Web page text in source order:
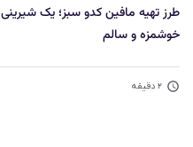
طرز تهیه مافین کدو سبز؛ یک شیرینی
خوشمزه و سالم
۲ دقیقه